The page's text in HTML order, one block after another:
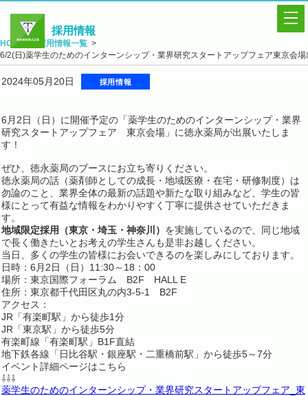
採用情報
採用トップ
インターンシップ研修
研修制度
説明会・イベント情報
募集要項
先輩の声
Q&A
HOME
採用情報一覧
6/2(日)薬学生のためのインターンシップ・業界研究スタートアップフェア東京会
2024年05月20日 採用情報
6月2日（日）に開催予定の「薬学生のためのインターンシップ・業界
研究スタートアップフェア 東京会場」に徳永薬局が出展いたしま
す！
ぜひ、徳永薬局のブースにお立ち寄りください。
徳永薬局の話（薬剤師としての成長・地域医療・在宅・研修制度）は
勿論のこと、業界全体の最新の話題や新たな取り組みなど、学生の皆
様にとって有益な情報をわかりやすく丁寧に提供させていただきま
す。
地域限定採用（東京・埼玉・神奈川） を実施しているので、同じ地域
で長く働きたいとお考えの学生さんも是非お越しください。
当日、多くの学生の皆様にお会いできるのを楽しみにしております。
日時：6月2日（日）11:30～18：00
場所：東京国際フォーラム B2F HALL E
住所：東京都千代田区丸の内3-5-1 B2F
アクセス：
JR「有楽町駅」から徒歩1分
JR「東京駅」から徒歩5分
有楽町線「有楽町駅」B1F直結
地下鉄各線「日比谷駅・銀座駅・二重橋前駅」から徒歩5～7分
イベント詳細ページはこちら
⇩⇩⇩
薬学生のためのインターンシップ・業界研究スタートアップフェア_東